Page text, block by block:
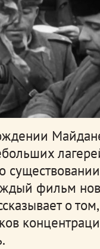
фильм
о